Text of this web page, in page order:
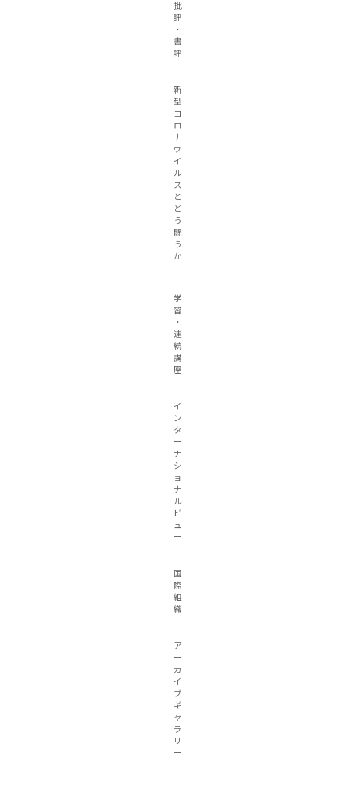
批
評
・
書
評
新
型
コ
ロ
ナ
ウ
イ
ル
ス
と
ど
う
闘
う
か
学
習
・
連
続
講
座
イ
ン
タ
ー
ナ
シ
ョ
ナ
ル
ビ
ュ
ー
国
際
組
織
ア
ー
カ
イ
ブ
ギ
ャ
ラ
リ
ー